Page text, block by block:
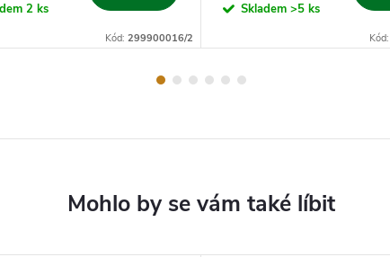
2 ks
Kód: 299900016/2
Skladem >5 ks
Kód: